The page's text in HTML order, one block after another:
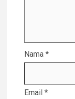
Nama *
Email *